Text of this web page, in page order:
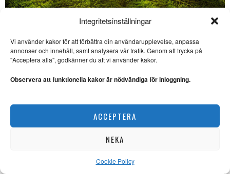
Integritetsinställningar
Vi använder kakor för att förbättra din användarupplevelse, anpassa
annonser och innehåll, samt analysera vår trafik. Genom att trycka på
"Acceptera alla", godkänner du att vi använder kakor.
Observera att funktionella kakor är nödvändiga för inloggning.
ACCEPTERA
NEKA
Cookie Policy
Skogsbrukets kulturkris – om värden bortom virke
EXISTENTIELLT
SE ÄVEN
strålande berättarhumör
bästa roman hittills.
MUSIK. Lars Thulin besökte